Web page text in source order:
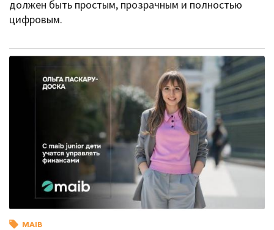
должен быть простым, прозрачным и полностью
цифровым.
MAIB